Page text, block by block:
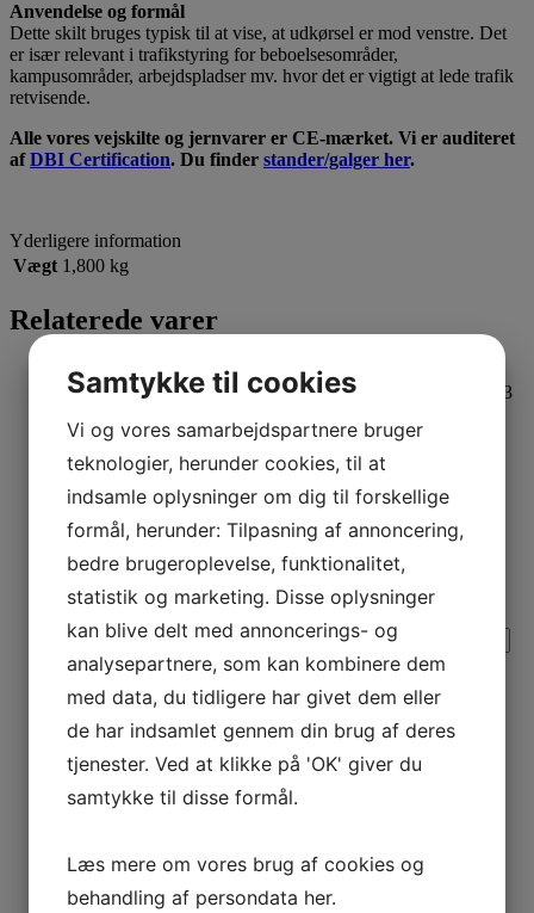
Anvendelse og formål
Dette skilt bruges typisk til at vise, at udkørsel er mod venstre. Det
er især relevant i trafikstyring for beboelsesområder,
kampusområder, arbejdspladser mv. hvor det er vigtigt at lede trafik
retvisende.
Alle vores vejskilte og jernvarer er CE-mærket. Vi er auditeret
afDBI Certification. Du finder stander/galger her.
Yderligere information
Vægt 1,800 kg
Relaterede varer
Beslag (komplet sæt) til firkantet skilt, bredde 70 cm.
D3+D3
Pris: ex. moms | 192,50 (inkl. moms)
–
Beslag (komplet sæt) til firkantet skilt, bredde 70 cm.
Læg i kurv
Lav galge 30×80 cm20150 1.392,00dkk
– Lav galge 30x80 cm antal
+
Læg i kurv
Lige stander – totalhøjde 330 cm 20004 714,00
Pris: ex. moms | 892,50 (inkl. moms)
– Lige stander - totalhøjde 330 cm antal
Samtykke til cookies
Vi og vores samarbejdspartnere bruger
teknologier, herunder cookies, til at
indsamle oplysninger om dig til forskellige
formål, herunder: Tilpasning af annoncering,
bedre brugeroplevelse, funktionalitet,
statistik og marketing. Disse oplysninger
kan blive delt med annoncerings- og
analysepartnere, som kan kombinere dem
med data, du tidligere har givet dem eller
de har indsamlet gennem din brug af deres
tjenester. Ved at klikke på 'OK' giver du
samtykke til disse formål.
Læs mere om vores brug af cookies og
behandling af persondata her.